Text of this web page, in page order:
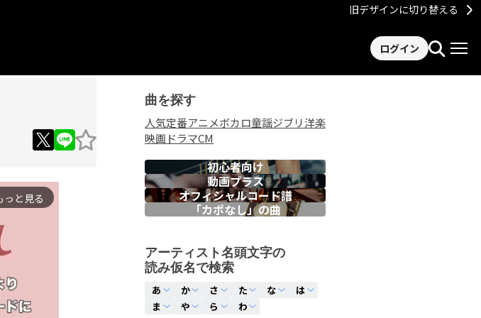
旧デザインに切り替える
ログイン
っと見る
曲を探す
人気定番アニメボカロ童謡ジブリ洋楽
映画ドラマCM
初心者向け
動画プラス
オフィシャルコード譜
「カポなし」の曲
アーティスト名頭文字の
読み仮名で検索